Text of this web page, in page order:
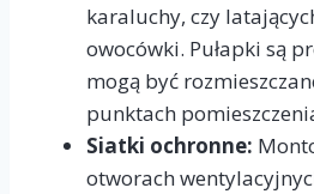
karaluchy, czy
owocówki. Pułapki są
mogą być
punktach
Siatki ochronne:
otworach